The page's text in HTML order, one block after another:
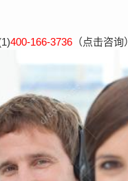
400-166-3736 （点击咨询